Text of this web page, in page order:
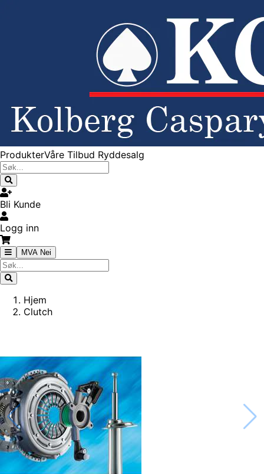
ProdukterVåre Tilbud Ryddesalg
Bli Kunde
Logg inn
MVA Nei
Hjem
Clutch